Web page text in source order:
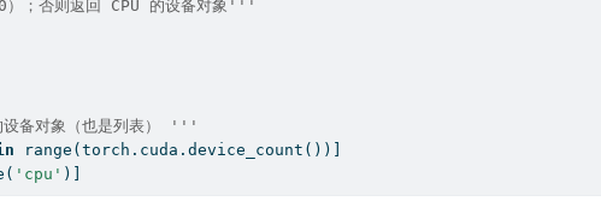
；否则返回 CPU 的设备对象'''
设备对象（也是列表） '''
range (torch.cuda.device_count())]
'cpu' )]